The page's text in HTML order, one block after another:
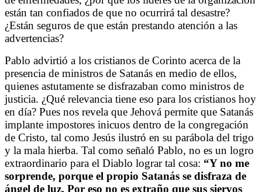
están tan confiados de que no ocurrirá tal desastre?
¿Están seguros de que están prestando atención a las
advertencias?
Pablo advirtió a los cristianos de Corinto acerca de la
presencia de ministros de Satanás en medio de ellos,
quienes astutamente se disfrazaban como ministros de
justicia. ¿Qué relevancia tiene eso para los cristianos hoy
en día? Pues nos revela que Jehová permite que Satanás
implante impostores inicuos dentro de la congregación
de Cristo, tal como Jesús ilustró en su parábola del trigo
y la mala hierba. Tal como señaló Pablo, no es un logro
extraordinario para el Diablo lograr tal cosa: “Y no me
sorprende, porque el propio Satanás se disfraza de
ángel de luz. Por eso no es extraño que sus siervos